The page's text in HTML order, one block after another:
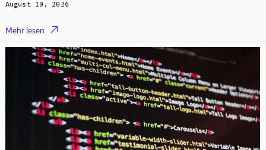
August 10, 2026
Mehr lesen 